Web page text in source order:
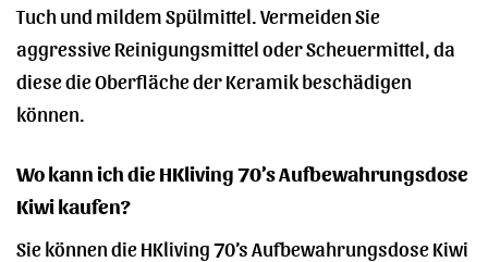
Tuch und mildem Spülmittel. Vermeiden Sie
aggressive Reinigungsmittel oder Scheuermittel, da
diese die Oberfläche der Keramik beschädigen
können.
Wo kann ich die HKliving 70’s Aufbewahrungsdose
Kiwi kaufen?
Sie können die HKliving 70’s Aufbewahrungsdose Kiwi